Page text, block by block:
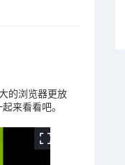
的浏览器更放
来看看吧。